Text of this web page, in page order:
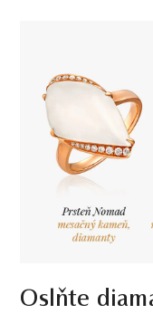
Oslňte